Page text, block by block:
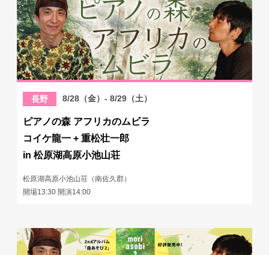
長野 8/28（金）- 8/29（土）
ピアノの森 アフリカのムビラ
コイケ龍一 + 重松壮一郎
in 松原湖高原小池山荘
松原湖高原小池山荘（南佐久郡）
開場13:30 開演14:00